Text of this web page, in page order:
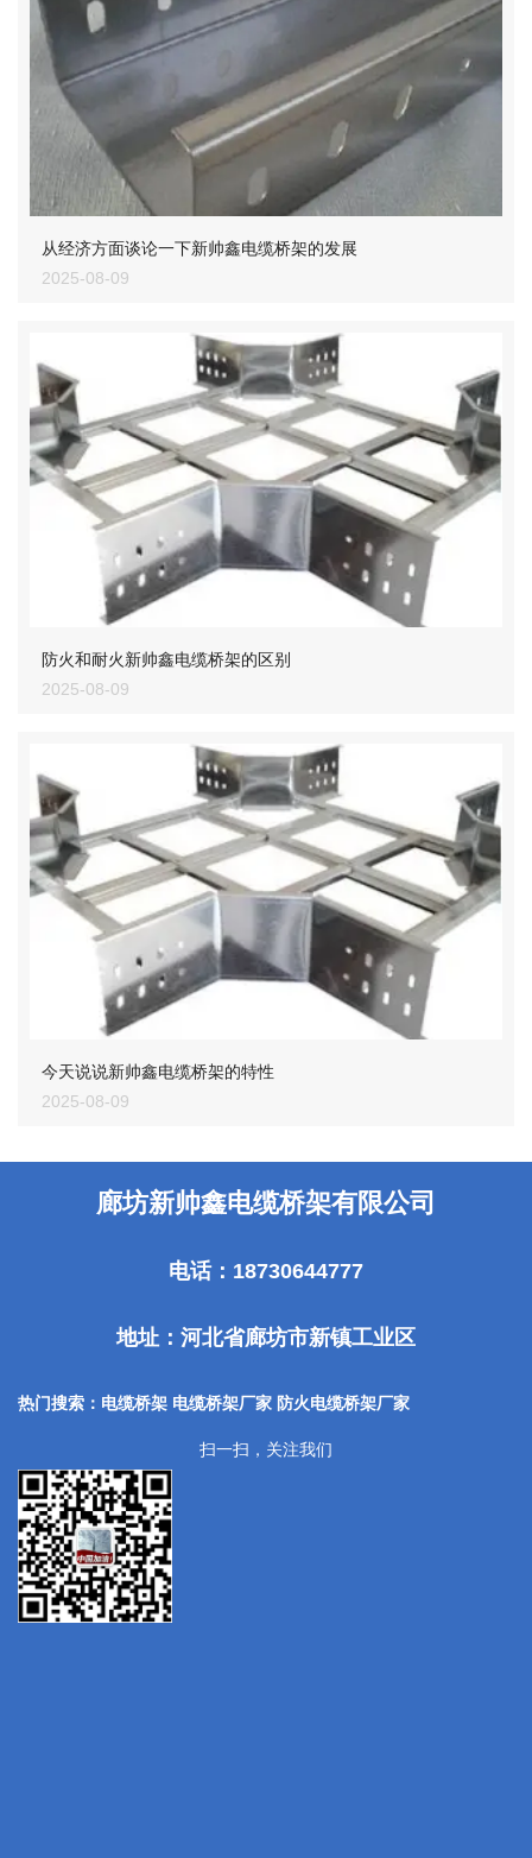
从经济方面谈论一下新帅鑫电缆桥架的发展
2025-08-09
防火和耐火新帅鑫电缆桥架的区别
2025-08-09
今天说说新帅鑫电缆桥架的特性
2025-08-09
廊坊新帅鑫电缆桥架有限公司
电话：18730644777
地址：河北省廊坊市新镇工业区
热门搜索：电缆桥架 电缆桥架厂家 防火电缆桥架厂家
扫一扫，关注我们